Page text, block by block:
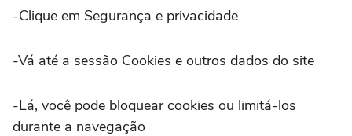
-Clique em Segurança e privacidade
-Vá até a sessão Cookies e outros dados do site
-Lá, você pode bloquear cookies ou limitá-los
durante a navegação